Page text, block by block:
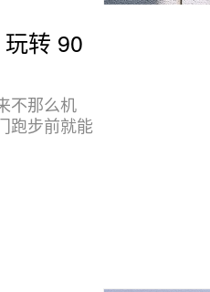
转 90
不那么机
跑步前就能